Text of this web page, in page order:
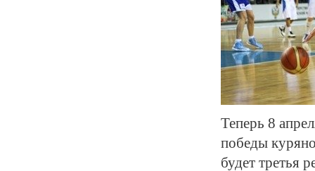
Теперь 8
победы
будет третья